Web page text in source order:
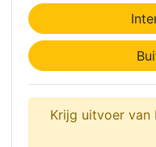
Krijg uitvoer